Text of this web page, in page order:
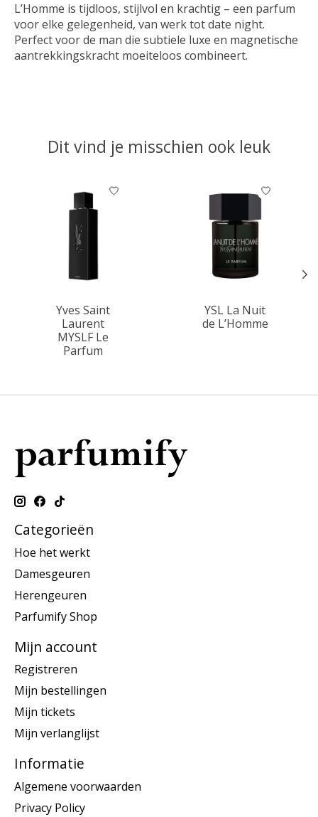
L’Homme is tijdloos, stijlvol en krachtig – een parfum
voor elke gelegenheid, van werk tot date night.
Perfect voor de man die subtiele luxe en magnetische
aantrekkingskracht moeiteloos combineert.
Dit vind je misschien ook leuk
Items van productcarrousel
Yves Saint
Laurent
MYSLF Le
Parfum
YSL La Nuit
de L’Homme
Categorieën
Hoe het werkt
Damesgeuren
Herengeuren
Parfumify Shop
Mijn account
Registreren
Mijn bestellingen
Mijn tickets
Mijn verlanglijst
Informatie
Algemene voorwaarden
Privacy Policy